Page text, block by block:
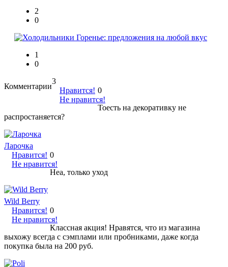
2
0
1
0
Комментарии
3
Нравится!
Не нравится!
0
Тоесть на декоративку не
распростаняется?
Ларочка
Нравится!
Не нравится!
0
Неа, только уход
Wild Berry
Нравится!
Не нравится!
0
Классная акция! Нравятся, что из магазина
выхожу всегда с сэмплами или пробниками, даже когда
покупка была на 200 руб.